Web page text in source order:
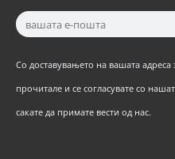
Со доставувањето на вашата адреса
прочитале и се согласувате со
сакате да примате вести од нас.